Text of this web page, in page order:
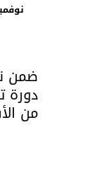
نوفمبر,
ضمن
من